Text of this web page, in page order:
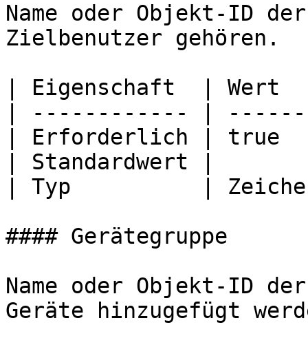
Name oder Objekt-ID
Zielbenutzer gehören.
| Eigenschaft  |
| ------------ |
| Erforderlich |
| Standardwert |
| Typ          |
#### Gerätegruppe
Name oder Objekt-ID
Geräte hinzugefügt